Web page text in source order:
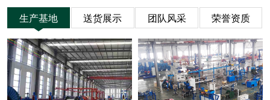
生产基地 送货展示 团队风采 荣誉资质